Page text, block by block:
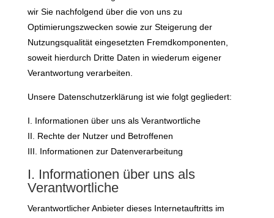
wir Sie nachfolgend über die von uns zu
Optimierungszwecken sowie zur Steigerung der
Nutzungsqualität eingesetzten Fremdkomponenten,
soweit hierdurch Dritte Daten in wiederum eigener
Verantwortung verarbeiten.
Unsere Datenschutzerklärung ist wie folgt gegliedert:
I. Informationen über uns als Verantwortliche
II. Rechte der Nutzer und Betroffenen
III. Informationen zur Datenverarbeitung
I. Informationen über uns als
Verantwortliche
Verantwortlicher Anbieter dieses Internetauftritts im